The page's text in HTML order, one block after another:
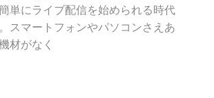
単にライブ配信を始められる時代
スマートフォンやパソコンさえあ
材がなく